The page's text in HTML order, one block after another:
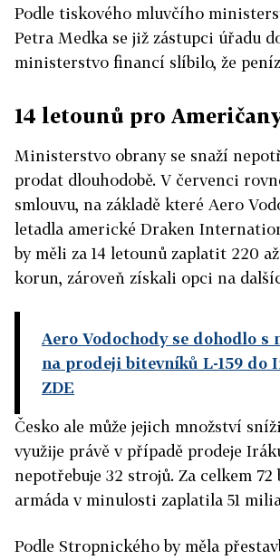
Podle tiskového mluvčího
Petra Medka se již zástupci úřadu
ministerstvo financí slíbilo, že
14 letounů pro
Ministerstvo obrany se snaží
prodat dlouhodobě. V červenci
smlouvu, na základě které Aero
letadla americké Draken
by měli za 14 letounů zaplatit 220
korun, zároveň získali opci na
Aero Vodochody se dohodlo s
na prodeji bitevníků L-159 do
ZDE
Česko ale může jejich množství
využije právě v případě prodeje
nepotřebuje 32 strojů. Za celkem
armáda v minulosti zaplatila 51
Podle Stropnického by měla